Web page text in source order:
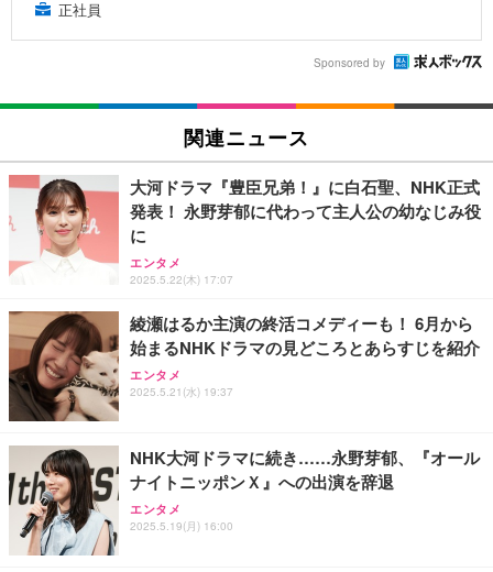
正社員
Sponsored by
関連ニュース
大河ドラマ『豊臣兄弟！』に白石聖、NHK正式
発表！ 永野芽郁に代わって主人公の幼なじみ役
に
エンタメ
2025.5.22(木) 17:07
綾瀬はるか主演の終活コメディーも！ 6月から
始まるNHKドラマの見どころとあらすじを紹介
エンタメ
2025.5.21(水) 19:37
NHK大河ドラマに続き……永野芽郁、『オール
ナイトニッポンＸ』への出演を辞退
エンタメ
2025.5.19(月) 16:00